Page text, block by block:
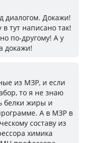
диалогом. Докажи!
тут написано так!
по-другому! А у
докажи!
из МЗР, и если
то я не знаю
белки жиры и
А в МЗР в
составу из
химика